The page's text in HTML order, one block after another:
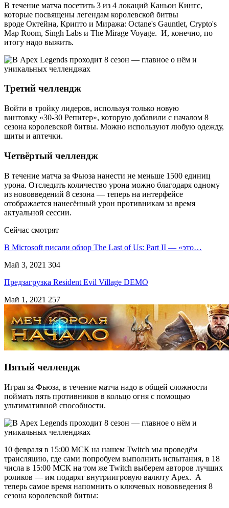
В течение матча посетить 3 из 4 локаций Каньон Кингс,
которые посвящены легендам королевской битвы
вроде Октейна, Крипто и Миража: Octane's Gauntlet, Crypto's
Map Room, Singh Labs и The Mirage Voyage. И, конечно, по
итогу надо выжить.
Третий челлендж
Войти в тройку лидеров, используя только новую
винтовку «30-30 Репитер», которую добавили с началом 8
сезона королевской битвы. Можно используют любую одежду,
щиты и аптечки.
Четвёртый челлендж
В течение матча за Фьюза нанести не меньше 1500 единиц
урона. Отследить количество урона можно благодаря одному
из нововведений 8 сезона — теперь на интерфейсе
отображается нанесённый урон противникам за время
актуальной сессии.
Сейчас смотрят
В Microsoft писали обзор The Last of Us: Part II — «это…
Май 3, 2021 304
Предзагрузка Resident Evil Village DEMO
Май 1, 2021 257
Пятый челлендж
Играя за Фьюза, в течение матча надо в общей сложности
поймать пять противников в кольцо огня с помощью
ультимативной способности.
10 февраля в 15:00 МСК на нашем Twitch мы проведём
трансляцию, где сами попробуем выполнить испытания, в 18
числа в 15:00 МСК на том же Twitch выберем авторов лучших
роликов — им подарят внутриигровую валюту Apex. А
теперь самое время напомнить о ключевых нововведения 8
сезона королевской битвы: